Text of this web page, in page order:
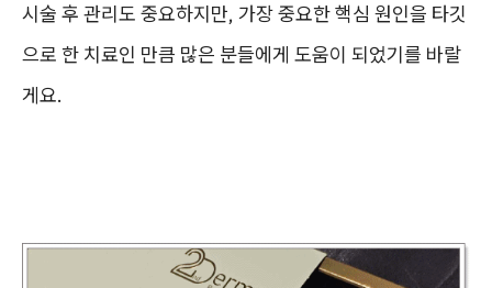
시술 후 관리도 중요하지만, 가장 중요한 핵심 원인을 타깃
으로 한 치료인 만큼 많은 분들에게 도움이 되었기를 바랄
게요.